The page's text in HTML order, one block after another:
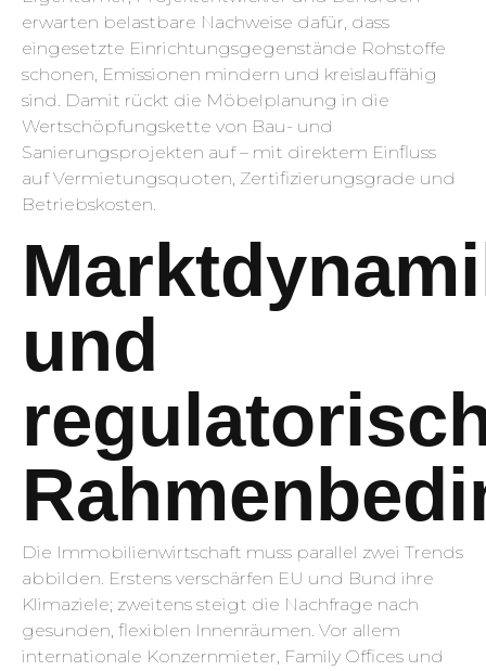
erwarten belastbare Nachweise dafür, dass
eingesetzte Einrichtungsgegenstände Rohstoffe
schonen, Emissionen mindern und kreislauffähig
sind. Damit rückt die Möbelplanung in die
Wertschöpfungskette von Bau- und
Sanierungsprojekten auf – mit direktem Einfluss
auf Vermietungsquoten, Zertifizierungsgrade und
Betriebskosten.
und
Die Immobilienwirtschaft muss parallel zwei Trends
abbilden. Erstens verschärfen EU und Bund ihre
Klimaziele; zweitens steigt die Nachfrage nach
gesunden, flexiblen Innenräumen. Vor allem
internationale Konzernmieter, Family Offices und